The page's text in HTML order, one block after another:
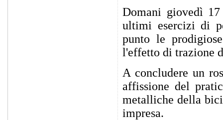
Domani giovedì
ultimi esercizi di
punto le
l'effetto di trazione
A concludere un
affissione del
metalliche della
impresa.